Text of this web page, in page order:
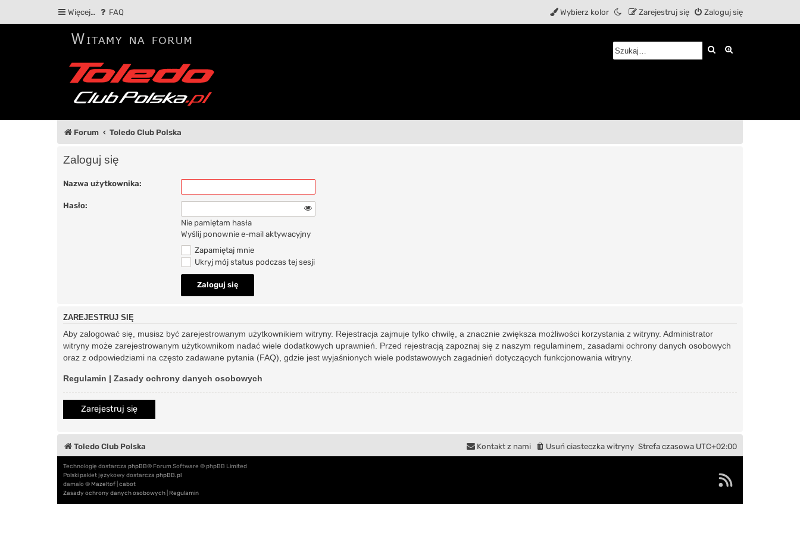
Więcej… FAQ Zaloguj się
Zarejestruj się
Wybierz kolor
Szukaj
Forum Toledo Club Polska
Zaloguj się
Nazwa użytkownika:
Hasło:
Nie pamiętam hasła
Wyślij ponownie e-mail aktywacyjny
Zapamiętaj mnie
Ukryj mój status podczas tej sesji
ZAREJESTRUJ SIĘ
Aby zalogować się, musisz być zarejestrowanym użytkownikiem witryny. Rejestracja zajmuje tylko chwilę, a znacznie zwiększa możliwości korzystania z witryny. Administrator
witryny może zarejestrowanym użytkownikom nadać wiele dodatkowych uprawnień. Przed rejestracją zapoznaj się z naszym regulaminem, zasadami ochrony danych osobowych
oraz z odpowiedziami na często zadawane pytania (FAQ), gdzie jest wyjaśnionych wiele podstawowych zagadnień dotyczących funkcjonowania witryny.
Regulamin | Zasady ochrony danych osobowych
Zarejestruj się
Toledo Club Polska Strefa czasowa UTC+02:00
Usuń ciasteczka witryny
Kontakt z nami
Technologię dostarcza phpBB® Forum Software © phpBB Limited
Polski pakiet językowy dostarcza phpBB.pl
damaïo © Mazeltof cabot
Zasady ochrony danych osobowych Regulamin